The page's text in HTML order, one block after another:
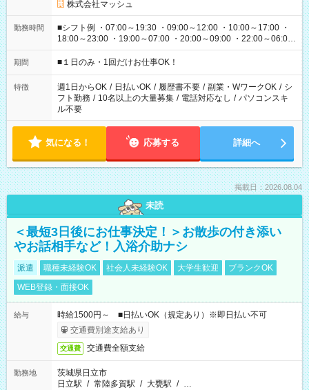
株式会社マッシュ
勤務時間
■シフト例 ・07:00～19:30 ・09:00～12:00 ・10:00～17:00 ・
18:00～23:00 ・19:00～07:00 ・20:00～09:00 ・22:00～06:00
etc ★最短で3時間で5,120円のお仕事から 15時間で2万円近く稼
げるお仕事も！ ご希望のお時間に合わせてご紹介！ ※シフトは
ください！
期間 ■１日のみ・1回だけお仕事OK！
特徴 週1日からOK / 日払いOK / 履歴書不要 / 副業・WワークOK / シ
フト勤務 / 10名以上の大量募集 / 電話対応なし / パソコンスキ
ル不要
気になる！ 応募する 詳細へ
掲載日：2026.08.04
未読
＜最短3日後にお仕事決定！＞お散歩の付き添い
やお話相手など！入浴介助ナシ
派遣 職種未経験OK 社会人未経験OK 大学生歓迎
ブランクOK
WEB登録・面接OK
給与
時給1500円～ ■日払いOK（規定あり）※即日払い不可
交通費別途支給あり
交通費 交通費全額支給
勤務地
茨城県日立市
日立駅 / 常陸多賀駅 / 大甕駅 / …